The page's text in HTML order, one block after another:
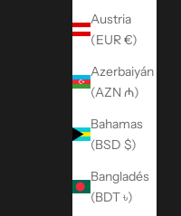
Austria
(EUR €)
Azerbaiyán
(AZN ₼)
Bahamas
(BSD $)
Bangladés
(BDT ৳)